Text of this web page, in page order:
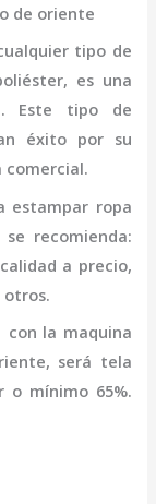
de oriente
tipo de
es una
Este tipo de
éxito por su
comercial.
estampar ropa
recomienda:
a precio,
con la maquina
será tela
o mínimo 65%.